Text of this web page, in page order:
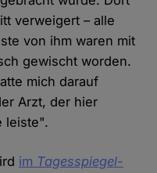
verweigert – alle
von ihm waren mit
gewischt worden.
mich darauf
Arzt, der hier
leiste".
im Tagesspiegel-